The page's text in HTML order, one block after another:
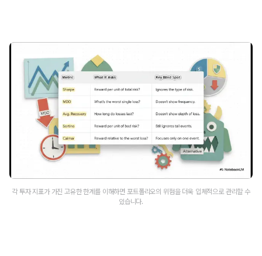
각 투자 지표가 가진 고유한 한계를 이해하면 포트폴리오의 위험을 더욱 입체적으로 관리할 수
있습니다.